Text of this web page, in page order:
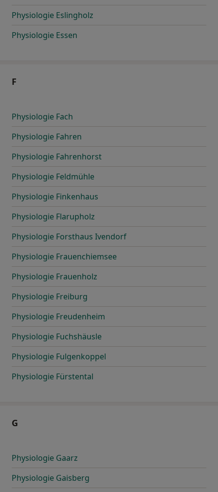
Physiologie Eslingholz
Physiologie Essen
F
Physiologie Fach
Physiologie Fahren
Physiologie Fahrenhorst
Physiologie Feldmühle
Physiologie Finkenhaus
Physiologie Flarupholz
Physiologie Forsthaus Ivendorf
Physiologie Frauenchiemsee
Physiologie Frauenholz
Physiologie Freiburg
Physiologie Freudenheim
Physiologie Fuchshäusle
Physiologie Fulgenkoppel
Physiologie Fürstental
G
Physiologie Gaarz
Physiologie Gaisberg